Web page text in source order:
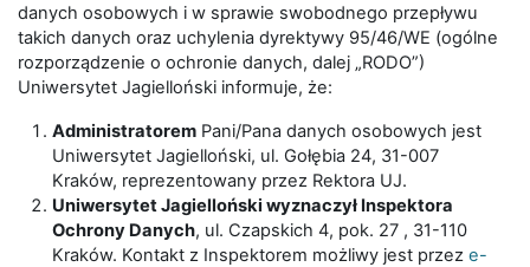
danych osobowych i w sprawie swobodnego przepływu
takich danych oraz uchylenia dyrektywy 95/46/WE (ogólne
rozporządzenie o ochronie danych, dalej „RODO”)
Uniwersytet Jagielloński informuje, że:
Administratorem Pani/Pana danych osobowych jest
Uniwersytet Jagielloński, ul. Gołębia 24, 31-007
Kraków, reprezentowany przez Rektora UJ.
Uniwersytet Jagielloński wyznaczył Inspektora
Ochrony Danych, ul. Czapskich 4, pok. 27 , 31-110
Kraków. Kontakt z Inspektorem możliwy jest przeze-